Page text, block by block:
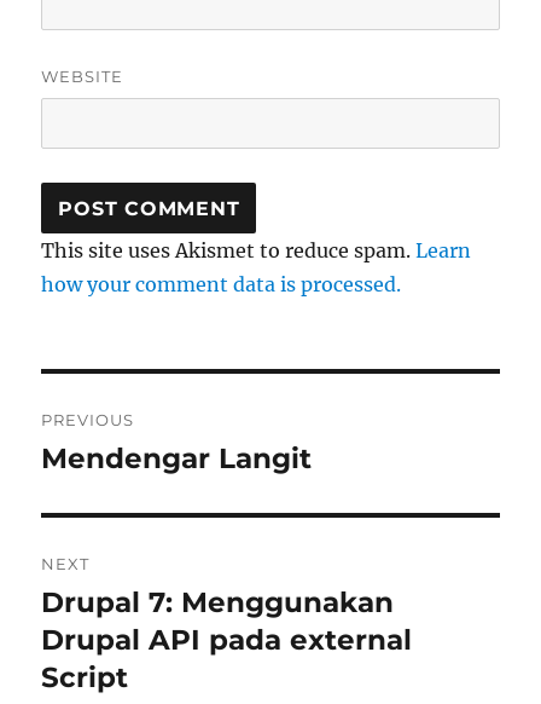
WEBSITE
This site uses Akismet to reduce spam.Learn
how your comment data is processed.
navigation
PREVIOUS
Previous
Mendengar Langit
NEXT
Next
post:
Drupal 7: Menggunakan
Drupal API pada external
Script